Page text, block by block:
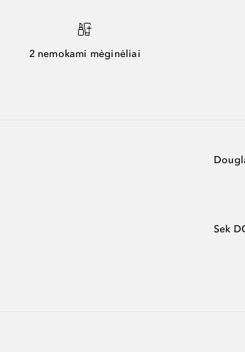
2 nemokami mėginėliai
Sek